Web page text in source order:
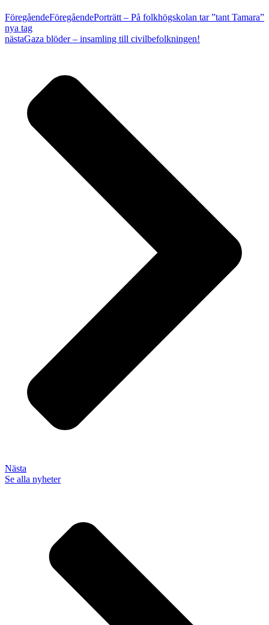
FöregåendeFöregåendePorträtt – På folkhögskolan tar ”tant Tamara”
nya tag
nästaGaza blöder – insamling till civilbefolkningen!
Nästa
Se alla nyheter